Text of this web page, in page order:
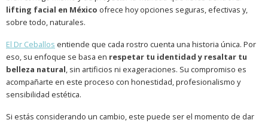
lifting facial en México ofrece hoy opciones seguras, efectivas y,
sobre todo, naturales.
El Dr Ceballos entiende que cada rostro cuenta una historia única. Por
eso, su enfoque se basa en respetar tu identidad y resaltar tu
belleza natural, sin artificios ni exageraciones. Su compromiso es
acompañarte en este proceso con honestidad, profesionalismo y
sensibilidad estética.
Si estás considerando un cambio, este puede ser el momento de dar